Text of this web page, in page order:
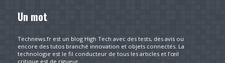
Un mot
Technews.fr est un blog High Tech avec des tests, des avis ou
encore des tutos branché innovation et objets connectés. La
technologie est le fil conducteur de tous les articles et l’œil
critique est de rigueur.